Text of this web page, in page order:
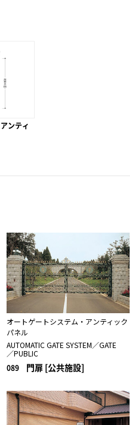
ンティ
オートゲートシステム・アンティック
パネル
AUTOMATIC GATE SYSTEM／GATE
／PUBLIC
089 門扉 [公共施設]